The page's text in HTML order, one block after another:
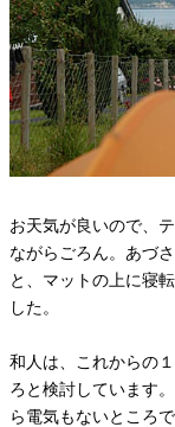
お天気が良いので、
ながらごろん。あづ
と、マットの上に寝
した。
和人は、これからの
ろと検討しています
ら電気もないところ